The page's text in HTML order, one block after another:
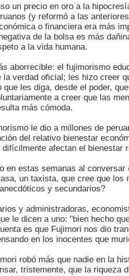
un precio en oro a la
(y reformó a las
o financiera era más
de la bolsa es más
a la vida humana.
aborrecible: el fujimorismo
verdad oficial; les hizo creer
les diga, desde el poder,
a creer que las
más cómoda.
le dio a millones de
del relativo bienestar
afectan el bienestar
en estas semanas al
un taxista, que cree que
y secundarios?
y administradoras,
le dicen a uno: "bien hecho
es que Fujimori nos dio
en los inocentes que
robó más que nadie en la
tristemente, que la riqueza